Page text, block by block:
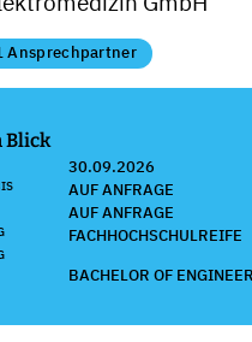
Ansprechpartner
Blick
30.09.2026
AUF ANFRAGE
AUF ANFRAGE
FACHHOCHSCHULREIFE
BACHELOR OF